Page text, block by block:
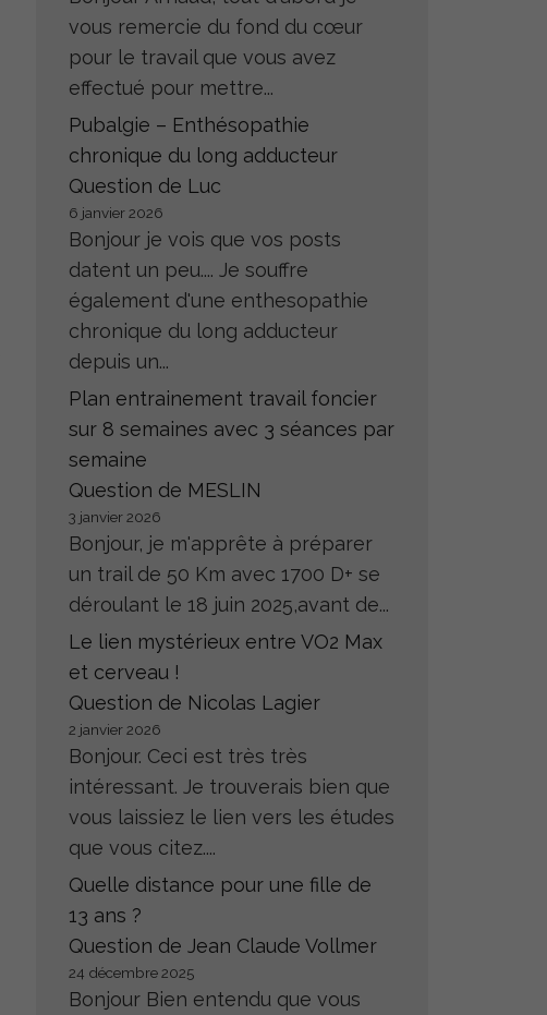
vous remercie du fond du cœur
pour le travail que vous avez
effectué pour mettre...
Pubalgie – Enthésopathie
chronique du long adducteur
Question de Luc
6 janvier 2026
Bonjour je vois que vos posts
datent un peu.... Je souffre
également d'une enthesopathie
chronique du long adducteur
depuis un...
Plan entrainement travail foncier
sur 8 semaines avec 3 séances par
semaine
Question de MESLIN
3 janvier 2026
Bonjour, je m'apprête à préparer
un trail de 50 Km avec 1700 D+ se
déroulant le 18 juin 2025,avant de...
Le lien mystérieux entre VO2 Max
et cerveau !
Question de Nicolas Lagier
2 janvier 2026
Bonjour. Ceci est très très
intéressant. Je trouverais bien que
vous laissiez le lien vers les études
que vous citez....
Quelle distance pour une fille de
13 ans ?
Question de Jean Claude Vollmer
24 décembre 2025
Bonjour Bien entendu que vous